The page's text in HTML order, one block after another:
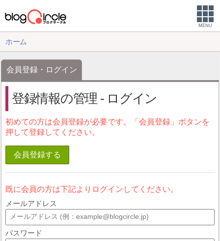
MENU
ホーム
会員登録・ログイン
登録情報の管理 - ログイン
初めての方は会員登録が必要です。「会員登録」ボタンを
押して登録してください。
会員登録する
既に会員の方は下記よりログインしてください。
メールアドレス
パスワード